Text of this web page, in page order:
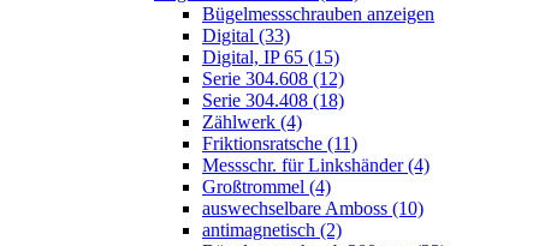
Bügelmessschrauben anzeigen
Digital (33)
Digital, IP 65 (15)
Serie 304.608 (12)
Serie 304.408 (18)
Zählwerk (4)
Friktionsratsche (11)
Messschr. für Linkshänder (4)
Großtrommel (4)
auswechselbare Amboss (10)
antimagnetisch (2)